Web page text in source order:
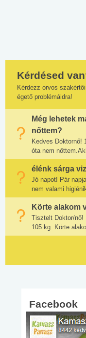
Kérdésed
Kérdezz orvos
égető problémáidra!
Még lehetek
nőttem?
Kedves Doktornő!
óta nem
élénk sárga
Jó napot! Pár
nem valami
Körte alakom
Tisztelt Doktor/nő!
105 kg. Körte
Facebook